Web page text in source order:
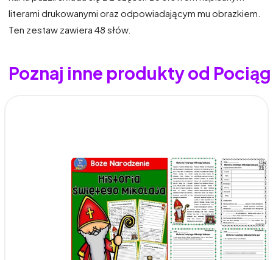
literami drukowanymi oraz odpowiadającym mu obrazkiem.
Ten zestaw zawiera 48 słów.
Poznaj inne produkty od